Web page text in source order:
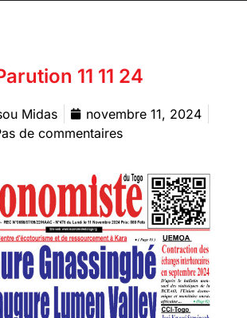
11 11 24
Midas
novembre 11, 2024
de commentaires